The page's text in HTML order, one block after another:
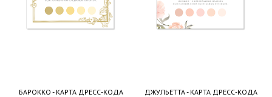
БАРОККО - КАРТА ДРЕСС-КОДА ДЖУЛЬЕТТА - КАРТА ДРЕСС-КОДА